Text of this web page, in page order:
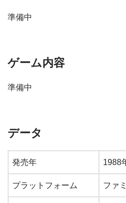
準備中
ゲーム内容
準備中
データ
発売年 1988
プラットフォーム ファ